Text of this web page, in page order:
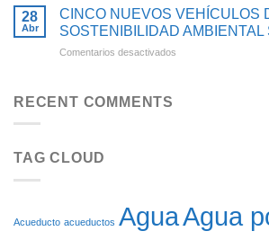
CAUCA
DE
ACUEDUCTO
ACUEDUCTO
DE
LA
DE
4.000
HABITANTES
DEL
ACUEDUCTO
28
Abr
CINCO NUEVOS VEHÍCULOS
SOSTENIBILIDAD
Comentarios desactivados
RECENT COMMENTS
TAG CLOUD
Acueducto acueductos AguaAgua